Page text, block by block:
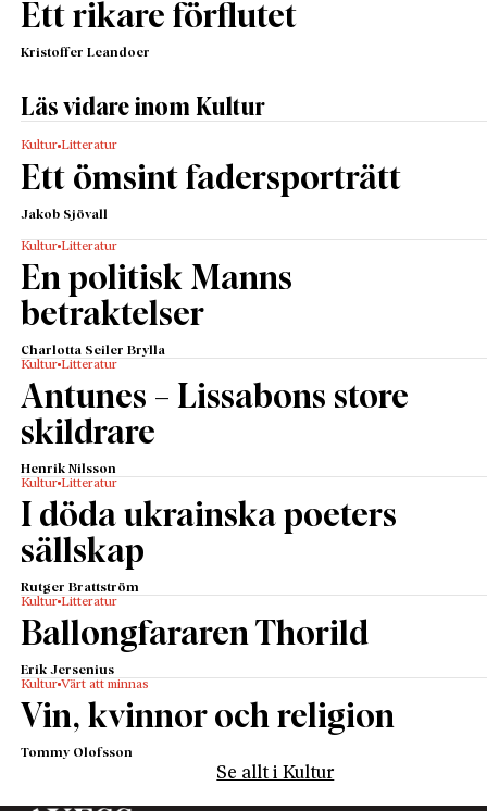
Ett rikare förflutet
Kristoffer Leandoer
Läs vidare inom Kultur
Kultur Litteratur
Ett ömsint fadersporträtt
Jakob Sjövall
Kultur Litteratur
En politisk Manns
betraktelser
Charlotta Seiler Brylla
Kultur Litteratur
Antunes – Lissabons store
skildrare
Henrik Nilsson
Kultur Litteratur
I döda ukrainska poeters
sällskap
Rutger Brattström
Kultur Litteratur
Ballongfararen Thorild
Erik Jersenius
Kultur Värt att minnas
Vin, kvinnor och religion
Tommy Olofsson
Se allt i Kultur